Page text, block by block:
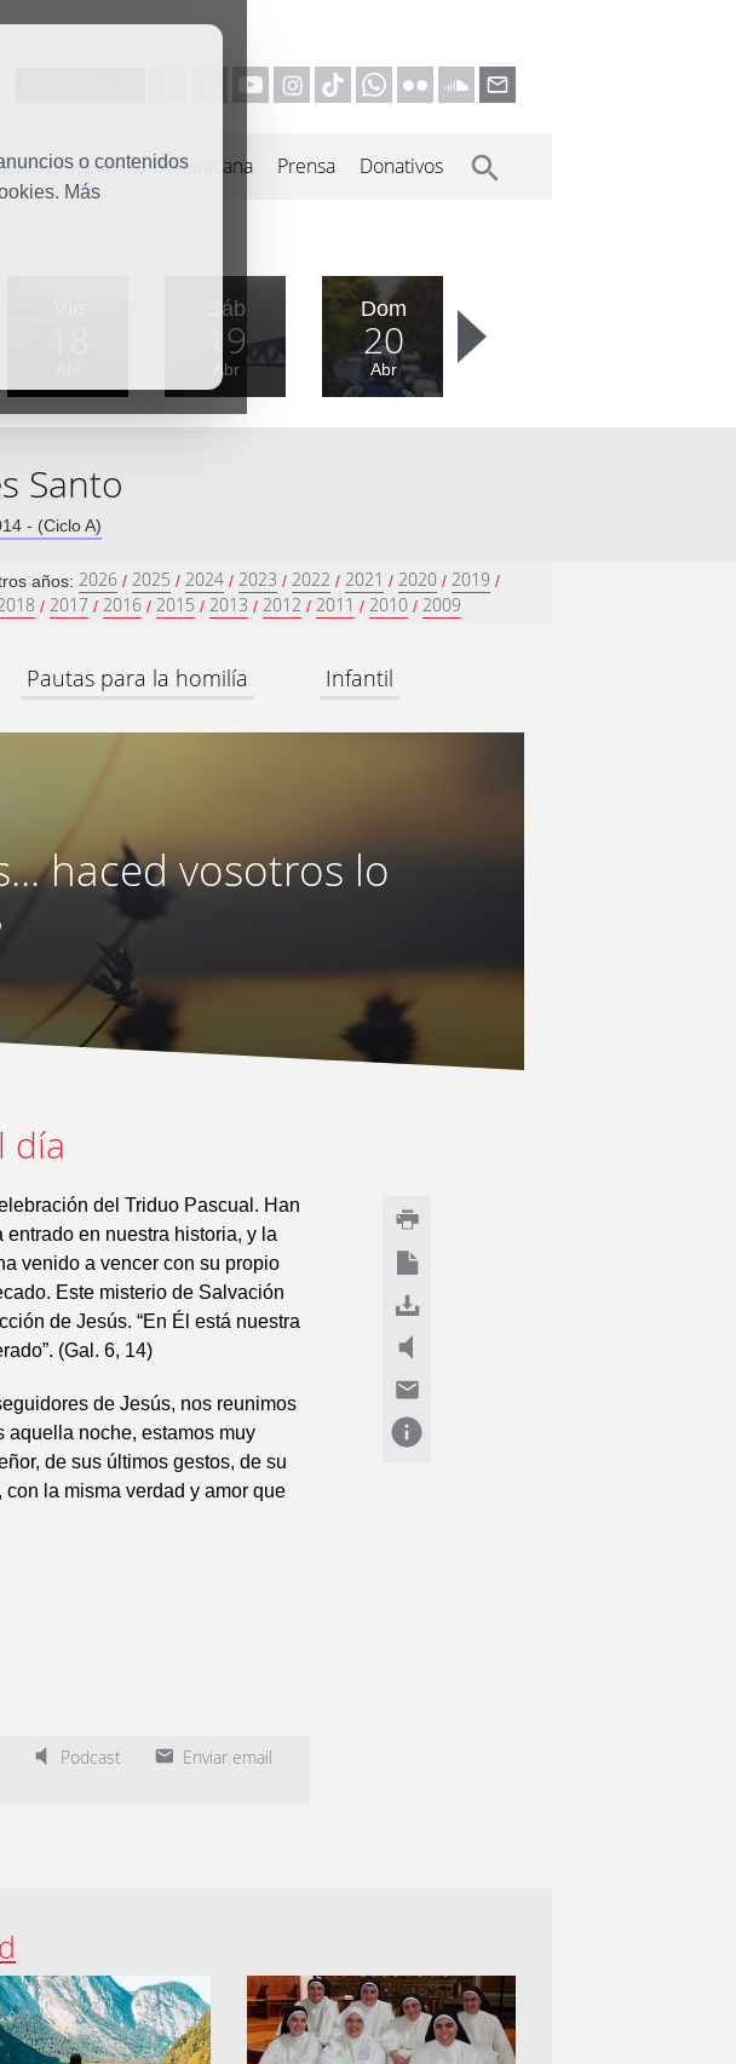
o contenidos
Más
Familia Dominicana Prensa Donativos
Sáb
19
Abr
Dom
20
Abr
Santo
- (Ciclo A)
años: 2026 / 2025 / 2024 / 2023 / 2022 / 2021 / 2020 / 2019 /
/ 2017 / 2016 / 2015 / 2013 / 2012 / 2011 / 2010 / 2009
Pautas para la homilía Infantil
haced vosotros lo
día
del Triduo Pascual. Han
en nuestra historia, y la
venido a vencer con su propio
Este misterio de Salvación
de Jesús. “En Él está nuestra
(Gal. 6, 14)
de Jesús, nos reunimos
aquella noche, estamos muy
de sus últimos gestos, de su
la misma verdad y amor que
Podcast
Enviar email